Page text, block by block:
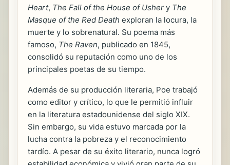
Heart, The Fall of the House of Usher y The
Masque of the Red Death exploran la locura, la
muerte y lo sobrenatural. Su poema más
famoso, The Raven, publicado en 1845,
consolidó su reputación como uno de los
principales poetas de su tiempo.
Además de su producción literaria, Poe trabajó
como editor y crítico, lo que le permitió influir
en la literatura estadounidense del siglo XIX.
Sin embargo, su vida estuvo marcada por la
lucha contra la pobreza y el reconocimiento
tardío. A pesar de su éxito literario, nunca logró